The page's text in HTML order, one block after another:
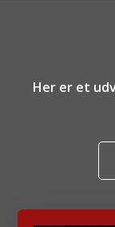
Her er et